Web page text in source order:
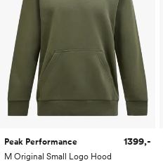
Peak Performance
M Original Small Logo Hood
1399,-